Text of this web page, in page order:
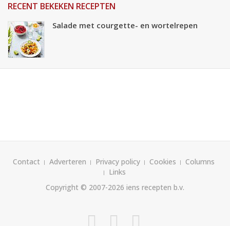
RECENT BEKEKEN RECEPTEN
Salade met courgette- en wortelrepen
Contact Adverteren Privacy policy Cookies
Columns
Links
Copyright © 2007-2026 iens recepten b.v.